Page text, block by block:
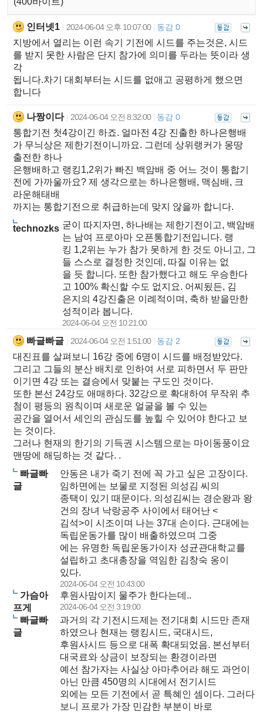
인터넷1 2024-06-04 오후 10:07:00 동감 0
지방에서 열리는 이런 속기 기전에 시드를 주는것은, 시드
를 받지 못한 사람은 단지 참가에 의미를 두라는 뜻이라 생
각
됩니다.차기 대회부터는 시드를 없애고 공평하게 했으면
합니다
나짱이다 2024-06-04 오전 8:32:00 동감 0
통합기전 첫4강이긴 하죠. 얼마전 4강 진출한 하나은행배
가 무늬상은 제한기전이니까요. 그런데 상위랭커가 몽땅
출전한 하나
은행배하고 랭킹1,2위가 빠진 백암배 중 어느 것이 통합기
전에 가까울까요? 제 생각으로는 하나은행배, 맥심배, 크
라운해태배
까지는 통합기전으로 취급하는데 맞지 않을까 합니다.
technozks 굳이 따지자면, 하나배는 제한기전이고, 백암배
는 남여 프로아마 오픈통합기전입니다. 랭
킹 1,2위는 누가 참가 못하게 한 것도 아니고, 그
들 스스로 결정한 것인데, 따질 이유는 없
을 듯 합니다. 또한 참가했다고 해도 우승한다
고 100% 확신할 수도 없지요. 어찌됬든, 김
은지의 4강진출은 이례적이며, 축하 받을만한
성적이라 봅니다.
2024-06-04 오전 10:21:00
빠글빠글 2024-06-04 오전 1:51:00 동감 2
대진표를 살펴보니 16강 중에 6명이 시드를 배정받았다.
그리고 그들의 분산 배치로 인하여 서로 피하면서 두 판만
이기면 4강 또는 결승에서 맞붙는 구도인 것이다.
또한 본선 24강도 애매하다. 32강으로 확대하여 무작위 추
첨이 평등의 원칙이며 새로운 얼굴을 볼 수 있는
공간을 열어서 세인의 관심도를 높힐 수 있어야 한다고 보
는 것이다.
그러나 현재의 한기의 기득권 시스템으로는 마이동풍이요
맨땅에 해딩하는 것 같다. .
빠글빠
글
안동은 내가 죽기 전에 꼭 가고 싶은 고장이다.
임하면에는 보물로 지정된 의성김 씨의
종택이 있기 때문이다. 의성김씨는 경순왕과 왕
건의 장녀 낙랑공주 사이에서 태어난 <
김석>이 시조이며 나는 37대 손이다. 근대에는
독립운동가를 많이 배출하였으며 그중
에는 유명한 독립운동가이자 성균관대학교를
설립하고 초대총장을 역임한 김창숙 옹이
있다.
2024-06-04 오전 10:43:00
가슴아
프게
후원사맘이지 물주가 한다는데..
2024-06-04 오전 3:19:00
빠글빠
글
과거의 각 기전시드제는 전기대회 시드만 존재
하였으나 현재는 랭킹시드, 국대시드,
후원사시드 등으로 대폭 확대되었음. 본선부터
대국료와 상금이 보장되는 환경이라면
예선 참가자는 사실상 아마추어라 해도 과언이
아닌 만큼 450명의 시대에서 전기시드
외에는 모든 기전에서 곧 특혜인 셈이다. 그러다
보니 프로가 가장 민감한 부분이 바로